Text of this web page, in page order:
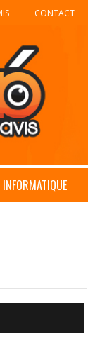
CONTACT
INFORMATIQUE